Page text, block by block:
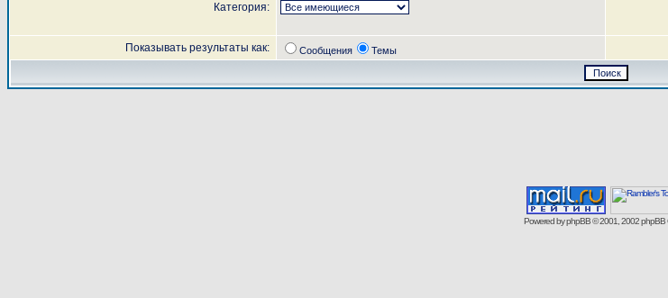
Категория:
Показывать результаты как: Сообщения Темы
Powered byphpBB© 2001, 2002 phpBB